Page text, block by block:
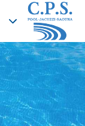
English
Greek